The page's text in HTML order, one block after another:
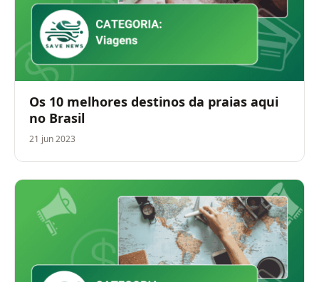
Os 10 melhores destinos da praias aqui
no Brasil
21 jun 2023